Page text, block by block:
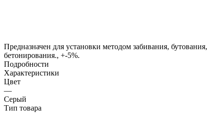
Предназначен для установки методом забивания, бутования,
бетонирования., +-5%.
Подробности
Характеристики
Цвет
—
Серый
Тип товара